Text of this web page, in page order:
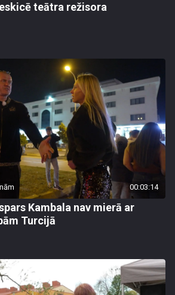
teātra režisora
00:03:14
Kambala nav mierā ar
Turcijā